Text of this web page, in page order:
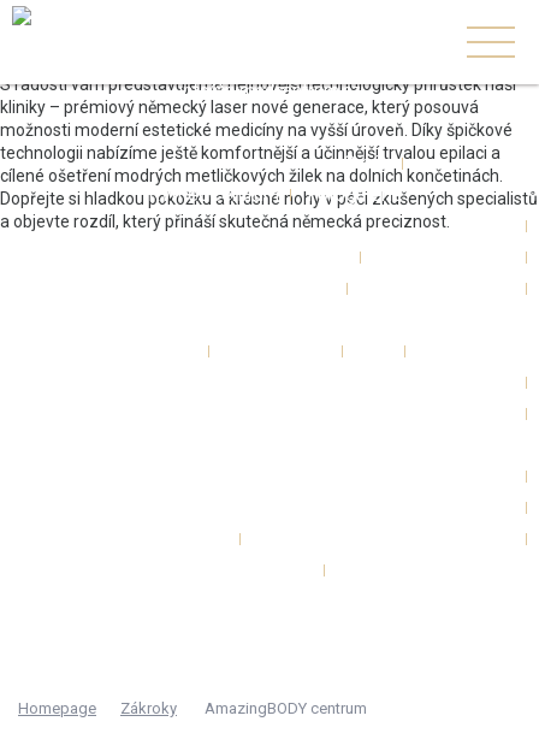
S radostí vám představujeme nejnovější technologický přírůstek naší
kliniky – prémiový německý laser nové generace, který posouvá
možnosti moderní estetické medicíny na vyšší úroveň. Díky špičkové
technologii nabízíme ještě komfortnější a účinnější trvalou epilaci a
cílené ošetření modrých metličkových žilek na dolních končetinách.
Dopřejte si hladkou pokožku a krásné nohy v péči zkušených specialistů
a objevte rozdíl, který přináší skutečná německá preciznost.
info@rvmedcentrum.cz
O nás
RVmedCentrum
Fotogalerie
Zákroky
Homepage Zákroky AmazingBODY centrum